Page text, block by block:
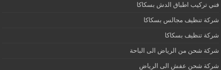
فني تركيب اطباق الدش بسكاكا
شركة تنظيف مجالس بسكاكا
شركة تنظيف بسكاكا
شركة شحن من الرياض الى الباحة
شركة شحن عفش الى الرياض